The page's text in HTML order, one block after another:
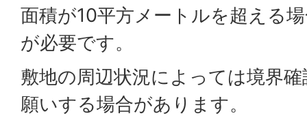
面積が10平方メートルを超える
が必要です。
敷地の周辺状況によっては境界
願いする場合があります。